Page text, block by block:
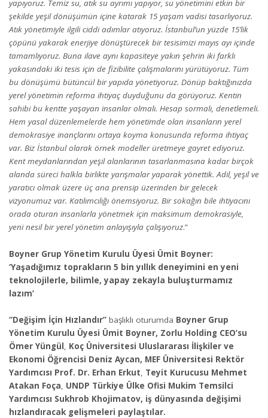
yapıyoruz. Temiz su, atık su ayrımı yapıyor, su yönetimini etkin bir
şekilde yeşil dönüşümün içine katarak 15 yaşam vadisi tasarlıyoruz.
Atık yönetimiyle ilgili ciddi adımlar atıyoruz. İstanbul’un yüzde 15’lik
çöpünü yakarak enerjiye dönüştürecek bir tesisimizi mayıs ayı içinde
tamamlıyoruz. Buna ilave aynı kapasiteye yakın şehrin iki farklı
yakasındaki iki tesis için de fizibilite çalışmalarını yürütüyoruz. Tüm
bu dönüşümü bütüncül bir yapıda yönetiyoruz. Dönüp baktığınızda
yerel yönetimin reforma ihtiyaç duyduğunu da görüyoruz. Kentin
sahibi bu kentte yaşayan insanlar olmalı. Hesap sormalı, denetlemeli.
Hem yasal düzenlemelerde hem yönetimde olan insanların yerel
demokrasiye inançlarını ortaya koyma konusunda reforma ihtiyaç
var. Biz İstanbul olarak örnek modeller üretmeye gayret ediyoruz.
Kent meydanlarından yeşil alanlarının tasarlanmasına kadar birçok
alanda süreci halkla birlikte yarışmalar yaparak yönettik. Adil, yeşil ve
yaratıcı olmak üzere üç ana prensip üzerinden bir gelecek
vizyonumuz var. Katılımcılığı önemsiyoruz. Bir sokağın bile ihtiyacını
orada oturan insanlarla yönetmek için maksimum demokrasiyle,
yeni nesil bir yerel yönetim anlayışıyla çalışıyoruz.”
Boyner Grup Yönetim Kurulu Üyesi Ümit Boyner:
‘Yaşadığımız toprakların 5 bin yıllık deneyimini en yeni
teknolojilerle, bilimle, yapay zekayla buluşturmamız
lazım’
“Değişim İçin Hızlandır” başlıklı oturumda Boyner Grup
Yönetim Kurulu Üyesi Ümit Boyner, Zorlu Holding CEO’su
Ömer Yüngül, Koç Üniversitesi Uluslararası İlişkiler ve
Ekonomi Öğrencisi Deniz Aycan, MEF Üniversitesi Rektör
Yardımcısı Prof. Dr. Erhan Erkut, Teyit Kurucusu Mehmet
Atakan Foça, UNDP Türkiye Ülke Ofisi Mukim Temsilci
Yardımcısı Sukhrob Khojimatov, iş dünyasında değişimi
hızlandıracak gelişmeleri paylaştılar.